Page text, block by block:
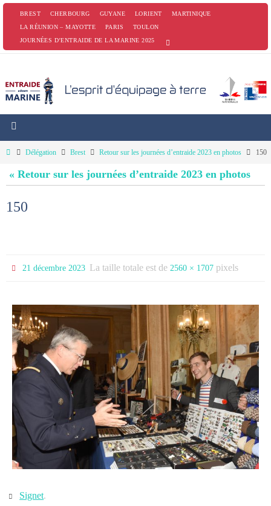
PasserBREST CHERBOURG GUYANE LORIENT
MARTINIQUE
LA RÉUNION – MAYOTTE
PARIS
TOULON
JOURNÉES D’ENTRAIDE DE LA MARINE 2025
HomeDélégation Brest Retour sur les journées d’entraide 2023 en photos 150
« Retour sur les journées d’entraide 2023 en photos
150
21 décembre 2023 La taille totale est de 2560 × 1707 pixels
Signet.